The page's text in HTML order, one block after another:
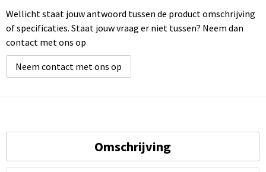
Wellicht staat jouw antwoord tussen de product omschrijving
of specificaties. Staat jouw vraag er niet tussen? Neem dan
contact met ons op
Neem contact met ons op
Omschrijving